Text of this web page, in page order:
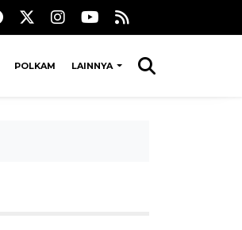
POLKAM LAINNYA